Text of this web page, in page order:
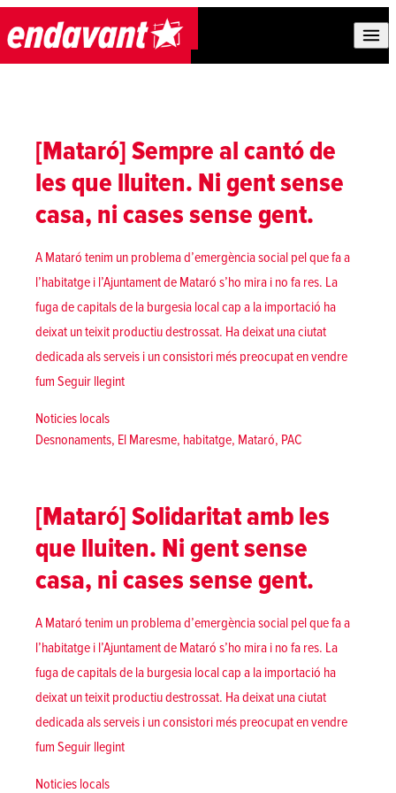
Skip to content
[Mataró] Sempre al cantó de
les que lluiten. Ni gent sense
casa, ni cases sense gent.
A Mataró tenim un problema d’emergència social pel que fa a
l’habitatge i l’Ajuntament de Mataró s’ho mira i no fa res. La
fuga de capitals de la burgesia local cap a la importació ha
deixat un teixit productiu destrossat. Ha deixat una ciutat
dedicada als serveis i un consistori més preocupat en vendre
fum Seguir llegint«[Mataró] Sempre al cantó de les que lluiten. Ni gent
Posted in
Noticies locals
Tags:
Desnonaments, El Maresme, habitatge, Mataró, PAC
[Mataró] Solidaritat amb les
que lluiten. Ni gent sense
casa, ni cases sense gent.
A Mataró tenim un problema d’emergència social pel que fa a
l’habitatge i l’Ajuntament de Mataró s’ho mira i no fa res. La
fuga de capitals de la burgesia local cap a la importació ha
deixat un teixit productiu destrossat. Ha deixat una ciutat
dedicada als serveis i un consistori més preocupat en vendre
fum Seguir llegint«[Mataró] Solidaritat amb les que lluiten. Ni gent
Posted in
Noticies locals